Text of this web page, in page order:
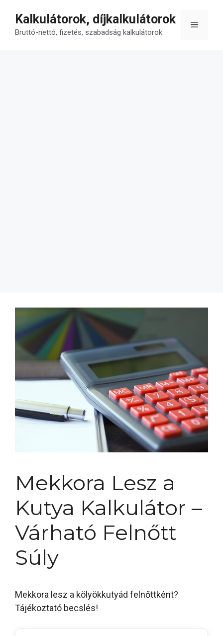
tartalomba
Kalkulátorok, díjkalkulátorok
Bruttó-nettó, fizetés, szabadság kalkulátorok
Menü
Mekkora Lesz a
Kutya Kalkulátor –
Várható Felnőtt
Súly
Mekkora lesz a kölyökkutyád felnőttként?
Tájékoztató becslés!